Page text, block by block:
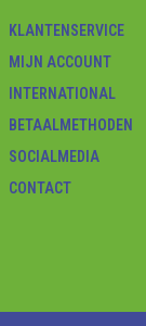
KLANTENSERVICE
MIJN ACCOUNT
INTERNATIONAL
BETAALMETHODEN
SOCIALMEDIA
CONTACT